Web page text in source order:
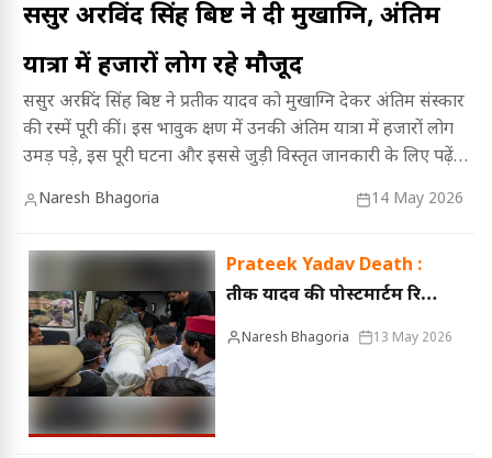
ससुर अरविंद सिंह बिष्ट ने दी मुखाग्नि, अंतिम
यात्रा में हजारों लोग रहे मौजूद
ससुर अरविंद सिंह बिष्ट ने प्रतीक यादव को मुखाग्नि देकर अंतिम संस्कार
की रस्में पूरी कीं। इस भावुक क्षण में उनकी अंतिम यात्रा में हजारों लोग
उमड़ पड़े, इस पूरी घटना और इससे जुड़ी विस्तृत जानकारी के लिए पढ़ें
Naresh Bhagoria 14 May 2026
Prateek Yadav Death :
प्रतीक यादव की पोस्टमार्टम रिपोर्ट
आई, फेफड़ों में खून का थक्का
Naresh Bhagoria 13 May 2026